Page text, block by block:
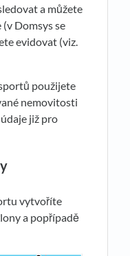
a můžete
Domsys se
evidovat (viz.
použijete
nemovitosti
již pro
vytvoříte
a popřípadě